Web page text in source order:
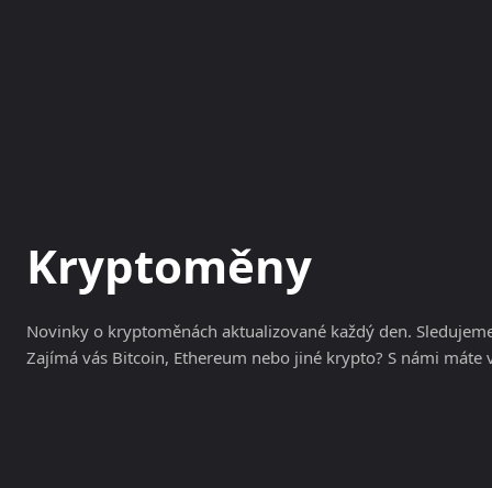
Kryptoměny
Novinky o kryptoměnách aktualizované každý den.
Zajímá vás Bitcoin, Ethereum nebo jiné krypto? S námi máte